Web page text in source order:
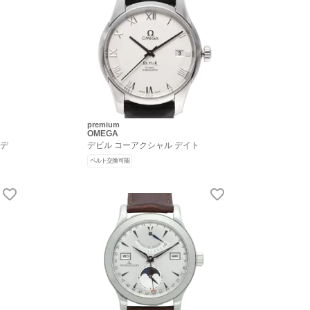
premium
OMEGA
デビル コーアクシャル デイト
ベルト交換可能